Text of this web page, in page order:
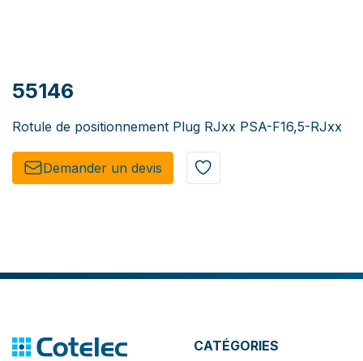
55146
Rotule de positionnement Plug RJxx PSA-F16,5-RJxx
Demander un de​​vis​​
CATÉGORIES